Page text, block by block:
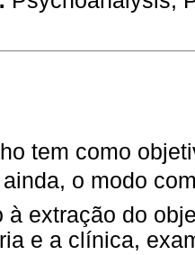
tem como
ainda, o modo
à extração do
e a clínica,